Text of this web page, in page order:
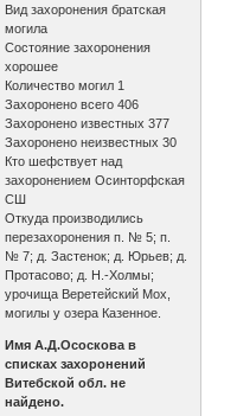
Вид захоронения братская
могила
Состояние захоронения
хорошее
Количество могил 1
Захоронено всего 406
Захоронено известных 377
Захоронено неизвестных 30
Кто шефствует над
захоронением Осинторфская
СШ
Откуда производились
перезахоронения п. № 5; п.
№ 7; д. Застенок; д. Юрьев; д.
Протасово; д. Н.-Холмы;
урочища Веретейский Мох,
могилы у озера Казенное.
Имя А.Д.Ососкова в
списках захоронений
Витебской обл. не
найдено.